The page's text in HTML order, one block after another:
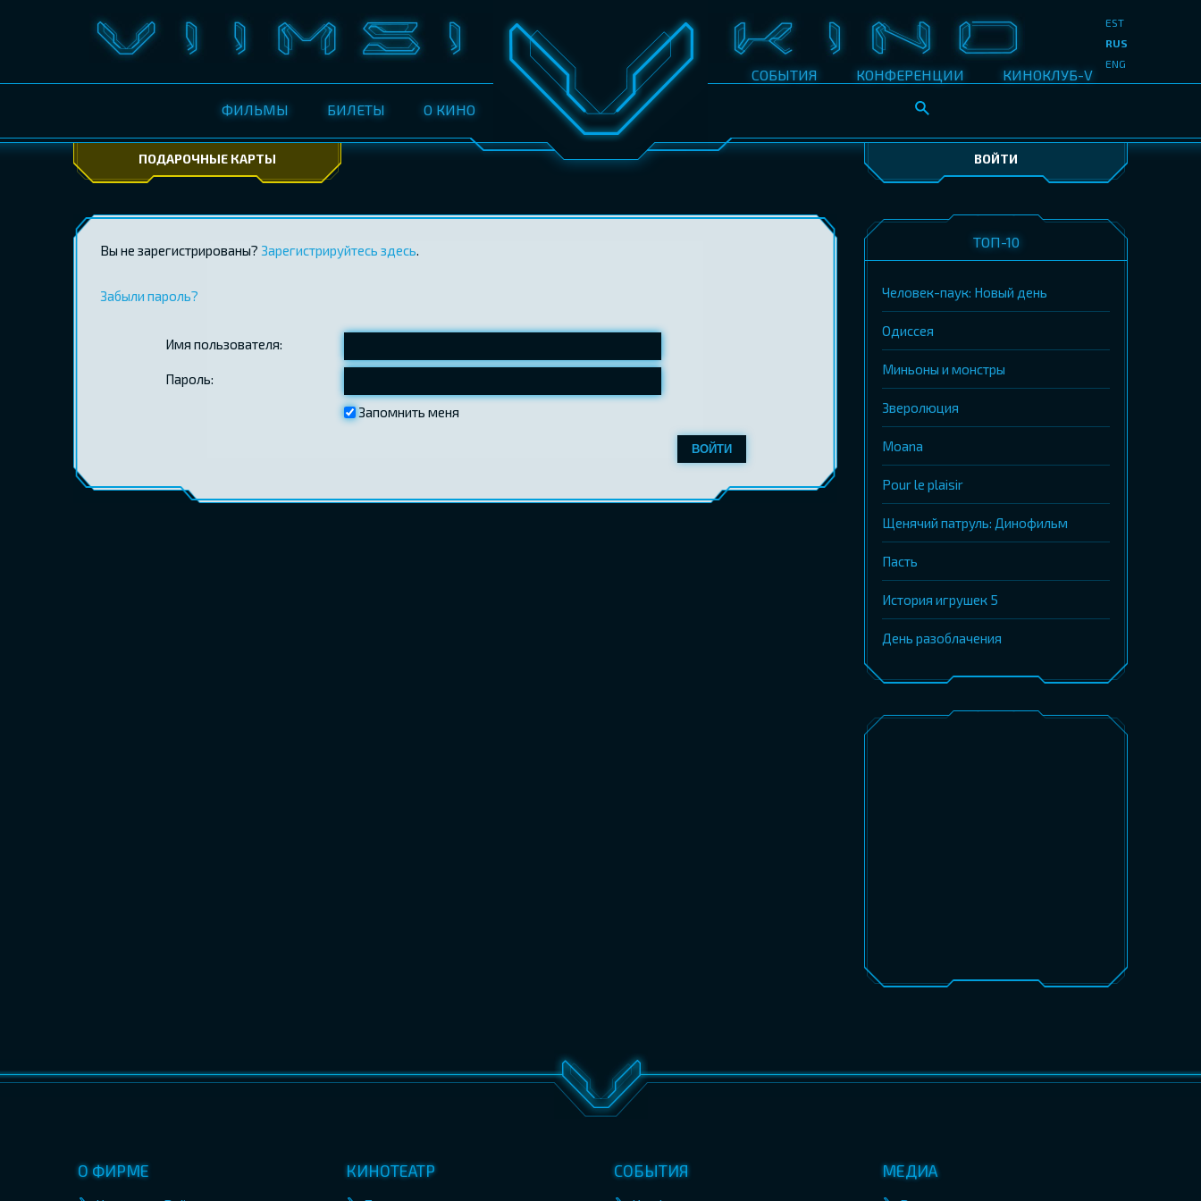
ФИЛЬМЫ БИЛЕТЫ О КИНО
СОБЫТИЯ КОНФЕРЕНЦИИ КИНОКЛУБ-V
EST
RUS
ENG
ПОДАРОЧНЫЕ КАРТЫ ВОЙТИ
Вы не зарегистрированы? Зарегистрируйтесь здесь.
Забыли пароль?
Имя пользователя:
Пароль:
Запомнить меня
ВОЙТИ
ТОП-10
Человек-паук: Новый день
Одиссея
Миньоны и монстры
Зверолюция
Moana
Pour le plaisir
Щенячий патруль: Динофильм
Пасть
История игрушек 5
День разоблачения
О ФИРМЕ КИНОТЕАТР СОБЫТИЯ МЕДИА